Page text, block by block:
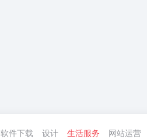
软件下载 设计 生活服务 网站运营